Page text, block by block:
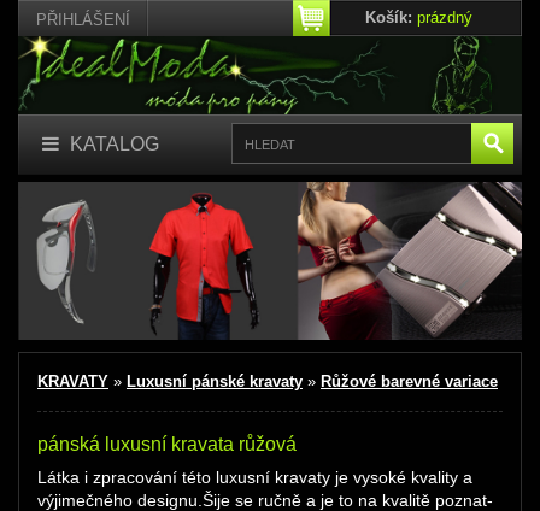
PŘIHLÁŠENÍ Košík: prázdný
KATALOG
KRAVATY » Luxusní pánské kravaty » Růžové barevné variace
pánská luxusní kravata růžová
Látka i zpracování této luxusní kravaty je vysoké kvality a
výjimečného designu.Šije se ručně a je to na kvalitě poznat-